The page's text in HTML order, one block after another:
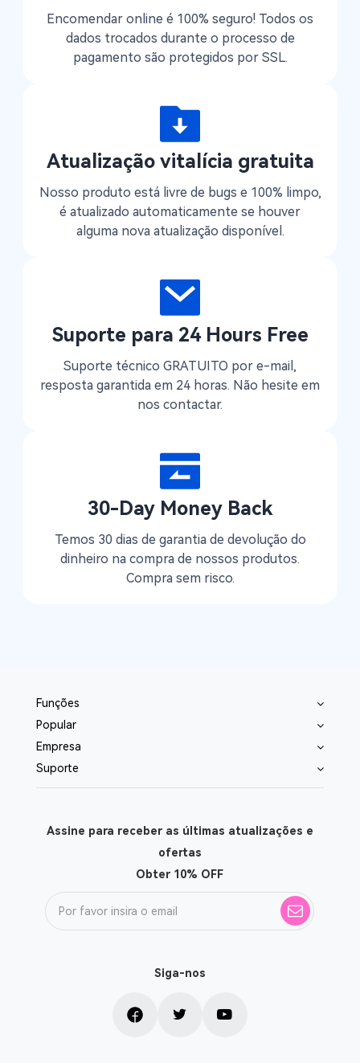
Encomendar online é 100% seguro! Todos os
dados trocados durante o processo de
pagamento são protegidos por SSL.
Atualização vitalícia gratuita
Nosso produto está livre de bugs e 100% limpo,
é atualizado automaticamente se houver
alguma nova atualização disponível.
Suporte para 24 Hours Free
Suporte técnico GRATUITO por e-mail,
resposta garantida em 24 horas. Não hesite em
nos contactar.
30-Day Money Back
Temos 30 dias de garantia de devolução do
dinheiro na compra de nossos produtos.
Compra sem risco.
Funções
Popular
Empresa
Suporte
Assine para receber as últimas atualizações e
ofertas
Obter 10% OFF
Siga-nos